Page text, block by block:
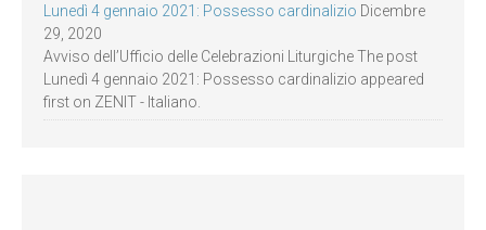
Lunedì 4 gennaio 2021: Possesso cardinalizio Dicembre
29, 2020
Avviso dell’Ufficio delle Celebrazioni Liturgiche The post
Lunedì 4 gennaio 2021: Possesso cardinalizio appeared
first on ZENIT - Italiano.